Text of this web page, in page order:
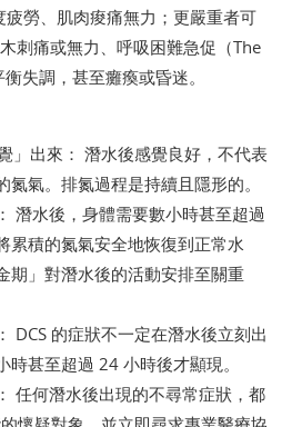
勞、肌肉痠痛無力；更嚴重者可
刺痛或無力、呼吸困難急促（The
失調，甚至癱瘓或昏迷。
」出來： 潛水後感覺良好，不代表
氣。排氮過程是持續且隱形的。
潛水後，身體需要數小時甚至超過
累積的氮氣安全地恢復到正常水
期」對潛水後的活動安排至關重
DCS 的症狀不一定在潛水後立刻出
時甚至超過 24 小時後才顯現。
任何潛水後出現的不尋常症狀，都